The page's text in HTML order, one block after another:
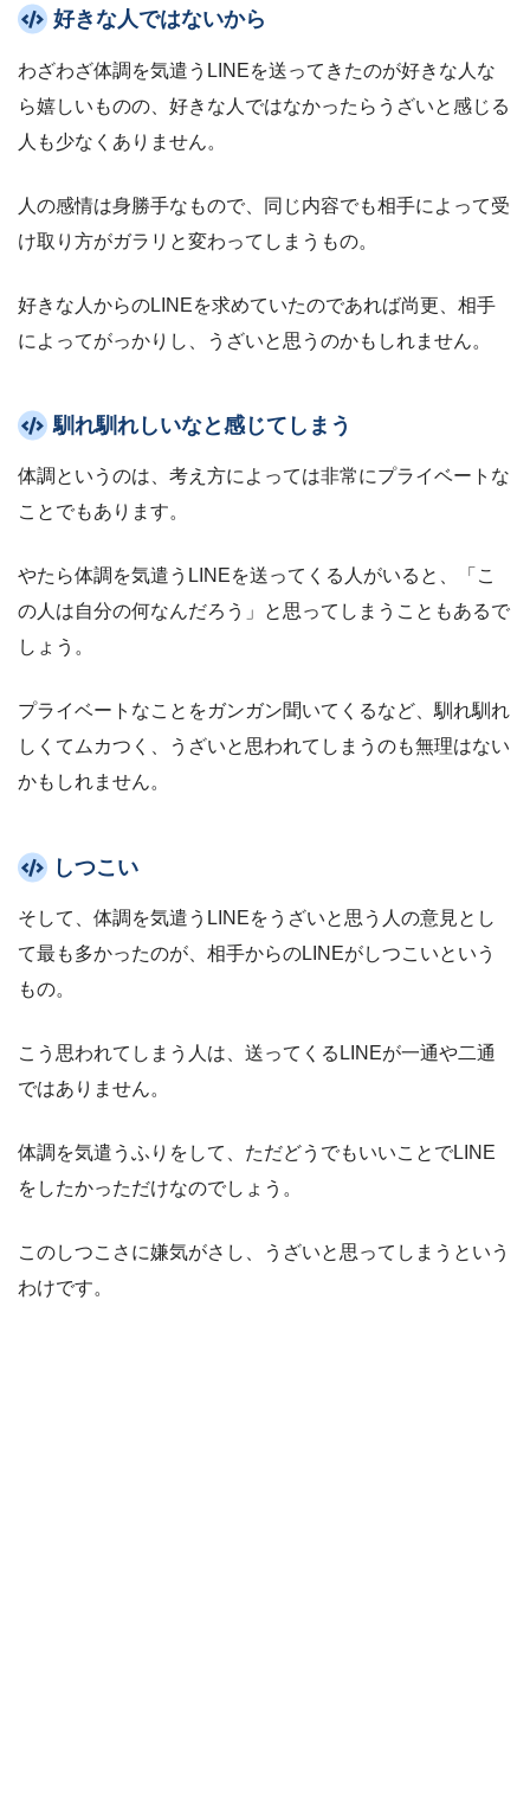
好きな人ではないから
わざわざ体調を気遣うLINEを送ってきたのが好きな人な
ら嬉しいものの、好きな人ではなかったらうざいと感じる
人も少なくありません。
人の感情は身勝手なもので、同じ内容でも相手によって受
け取り方がガラリと変わってしまうもの。
好きな人からのLINEを求めていたのであれば尚更、相手
によってがっかりし、うざいと思うのかもしれません。
馴れ馴れしいなと感じてしまう
体調というのは、考え方によっては非常にプライベートな
ことでもあります。
やたら体調を気遣うLINEを送ってくる人がいると、「こ
の人は自分の何なんだろう」と思ってしまうこともあるで
しょう。
プライベートなことをガンガン聞いてくるなど、馴れ馴れ
しくてムカつく、うざいと思われてしまうのも無理はない
かもしれません。
しつこい
そして、体調を気遣うLINEをうざいと思う人の意見とし
て最も多かったのが、相手からのLINEがしつこいという
もの。
こう思われてしまう人は、送ってくるLINEが一通や二通
ではありません。
体調を気遣うふりをして、ただどうでもいいことでLINE
をしたかっただけなのでしょう。
このしつこさに嫌気がさし、うざいと思ってしまうという
わけです。